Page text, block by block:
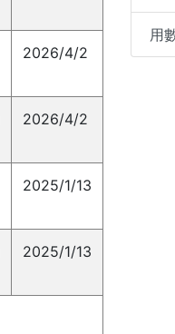
2026/4/2
2026/4/2
2025/1/13
2025/1/13
用